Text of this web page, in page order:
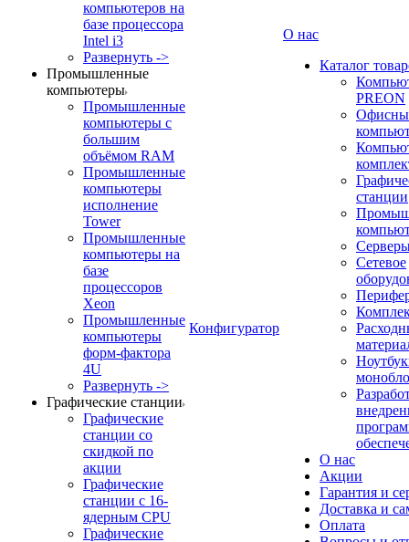
компьютеров на
базе процессора
Intel i3
Развернуть ->
Промышленные
компьютеры
Промышленные
компьютеры с
большим
объёмом RAM
Промышленные
компьютеры
исполнение
Tower
Промышленные
компьютеры на
базе
процессоров
Xeon
Промышленные
компьютеры
форм-фактора
4U
Развернуть ->
Графические станции
Графические
станции со
скидкой по
акции
Графические
станции с 16-
ядерным CPU
Графические
Конфигуратор
О нас
Каталог
PREON
станции
Сетевое
О нас
Акции
Гарантия и
Доставка и
Оплата